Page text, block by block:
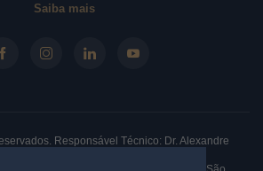
Saiba mais
Responsável Técnico: Dr. Alexandre